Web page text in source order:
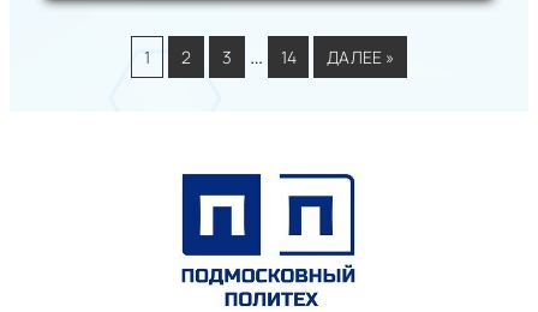
1 2 3 … 14 ДАЛЕЕ »